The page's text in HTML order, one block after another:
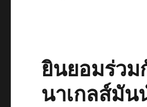
ยินยอมร่วม
นาเกลส์มัน